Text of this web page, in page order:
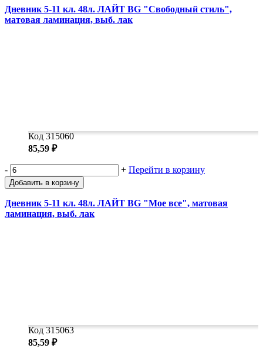
Дневник 5-11 кл. 48л. ЛАЙТ BG "Свободный стиль",
матовая ламинация, выб. лак
Код 315060
85,59 ₽
- + Перейти в корзину
Добавить в корзину
Дневник 5-11 кл. 48л. ЛАЙТ BG "Мое все", матовая
ламинация, выб. лак
Код 315063
85,59 ₽